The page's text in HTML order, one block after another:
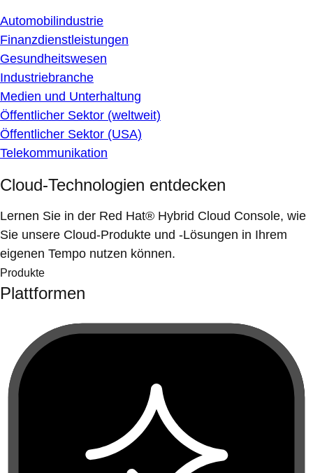
Automobilindustrie
Finanzdienstleistungen
Gesundheitswesen
Industriebranche
Medien und Unterhaltung
Öffentlicher Sektor (weltweit)
Öffentlicher Sektor (USA)
Telekommunikation
Cloud-Technologien entdecken
Lernen Sie in der Red Hat® Hybrid Cloud Console, wie
Sie unsere Cloud-Produkte und -Lösungen in Ihrem
eigenen Tempo nutzen können.
Produkte
Plattformen